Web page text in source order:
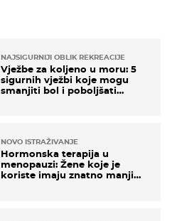
NAJSIGURNIJI OBLIK REKREACIJE
Vježbe za koljeno u moru: 5
sigurnih vježbi koje mogu
smanjiti bol i poboljšati
NOVO ISTRAŽIVANJE
Hormonska terapija u
menopauzi: Žene koje je
koriste imaju znatno manji